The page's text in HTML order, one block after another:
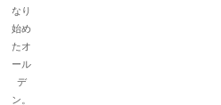
なり
始め
たオ
ール
デ
ン。